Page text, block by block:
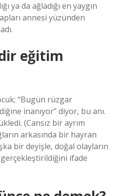
ya da ağladığı en yaygın
annesi yüzünden
eğitim
“Bugün rüzgar
inanıyor” diyor, bu anı.
(Cansız bir ayrım
arkasında bir hayran
bir deyişle, doğal olayların
ifade